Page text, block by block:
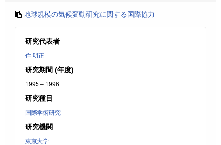
地球規模の気候変動研究に関する国際協力
研究代表者
住 明正
研究期間 (年度)
1995 – 1996
研究種目
国際学術研究
研究機関
東京大学